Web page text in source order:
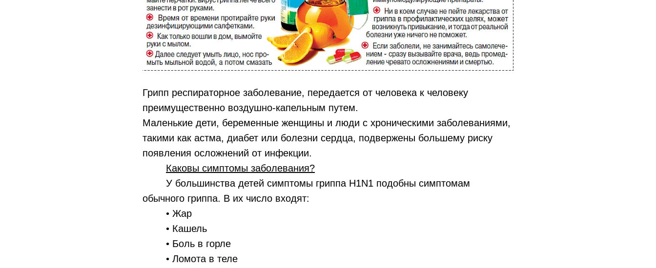
Грипп респираторное заболевание, передается от человека к человеку
преимущественно воздушно-капельным путем.
Маленькие дети, беременные женщины и люди с хроническими заболеваниями,
такими как астма, диабет или болезни сердца, подвержены большему риску
появления осложнений от инфекции.
Каковы симптомы заболевания?
У большинства детей симптомы гриппа H1N1 подобны симптомам
обычного гриппа. В их число входят:
• Жар
• Кашель
• Боль в горле
• Ломота в теле